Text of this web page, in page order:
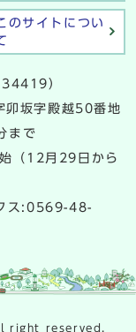
のサイトについ
）
坂字殿越50番地
まで
（12月29日から
ス:0569-48-
right reserved.